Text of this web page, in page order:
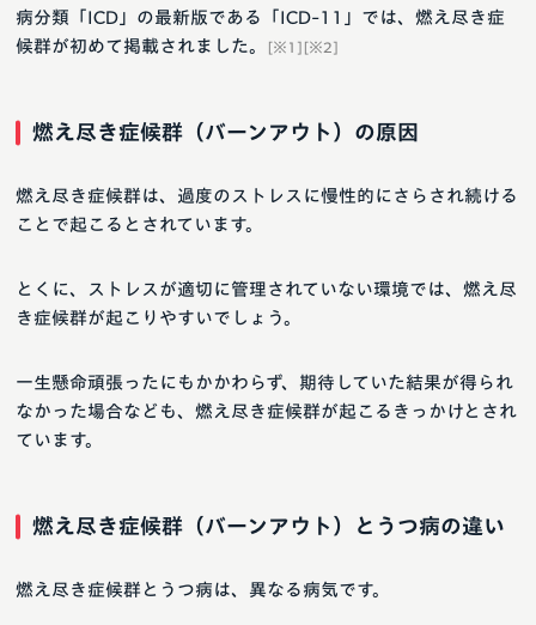
病分類「ICD」の最新版である「ICD-11」では、燃え尽き症
候群が初めて掲載されました。
[※1][※2]
燃え尽き症候群（バーンアウト）の原因
燃え尽き症候群は、過度のストレスに慢性的にさらされ続ける
ことで起こるとされています。
とくに、ストレスが適切に管理されていない環境では、燃え尽
き症候群が起こりやすいでしょう。
一生懸命頑張ったにもかかわらず、期待していた結果が得られ
なかった場合なども、燃え尽き症候群が起こるきっかけとされ
ています。
燃え尽き症候群（バーンアウト）とうつ病の違い
燃え尽き症候群とうつ病は、異なる病気です。